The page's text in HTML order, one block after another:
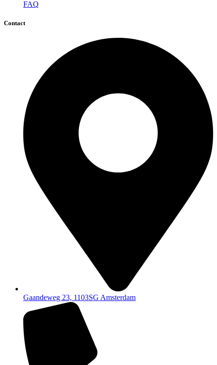
FAQ
Contact
Gaandeweg 23, 1103SG Amsterdam